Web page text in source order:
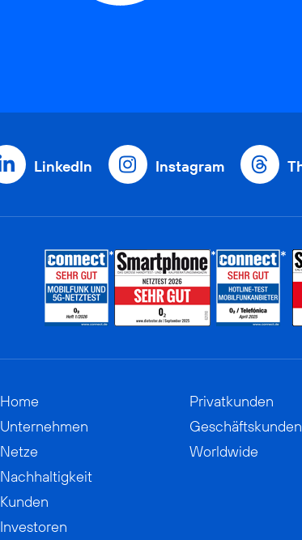
LinkedIn Instagram
Home
Unternehmen
Netze
Nachhaltigkeit
Kunden
Investoren
Privatkunden
Geschäftskunden
Worldwide